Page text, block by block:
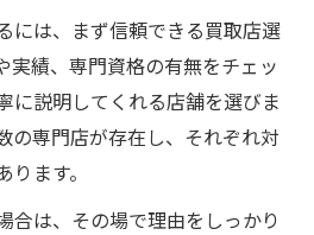
には、まず信頼できる買取店選
実績、専門資格の有無をチェッ
に説明してくれる店舗を選びま
の専門店が存在し、それぞれ対
ます。
合は、その場で理由をしっかり